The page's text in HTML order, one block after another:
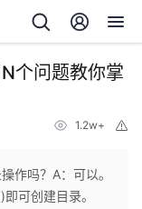
个问题教你掌
1.2w+
作吗？A：可以。
可创建目录。